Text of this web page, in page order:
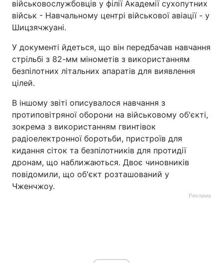
військовослужбовців у філії Академії сухопутних
військ - Навчальному центрі військової авіації - у
Шицзячжуані.
У документі йдеться, що він передбачав навчання
стрільбі з 82-мм мінометів з використанням
безпілотних літальних апаратів для виявлення
цілей.
В іншому звіті описувалося навчання з
протиповітряної оборони на військовому об'єкті,
зокрема з використанням гвинтівок
радіоелектронної боротьби, пристроїв для
кидання сіток та безпілотників для протидії
дронам, що наближаються. Двоє чиновників
повідомили, що об'єкт розташований у
Чженчжоу.
Реклама